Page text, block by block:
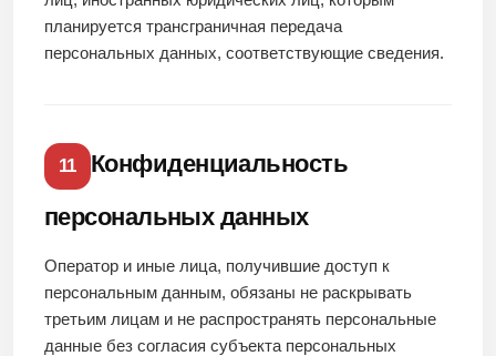
планируется трансграничная передача
персональных данных, соответствующие сведения.
11
Конфиденциальность
персональных данных
Оператор и иные лица, получившие доступ к
персональным данным, обязаны не раскрывать
третьим лицам и не распространять персональные
данные без согласия субъекта персональных